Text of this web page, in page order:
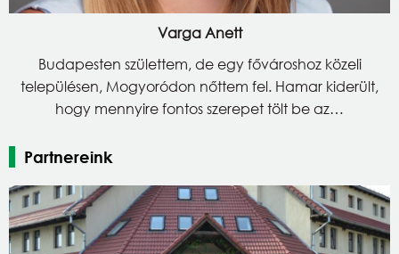
Varga Anett
Budapesten születtem, de egy fővároshoz közeli
településen, Mogyoródon nőttem fel. Hamar kiderült,
hogy mennyire fontos szerepet tölt be az…
Partnereink